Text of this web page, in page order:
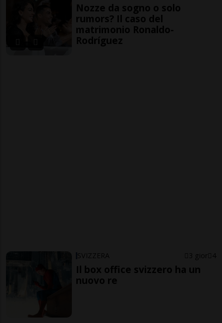
Nozze da sogno o solo
rumors? Il caso del
matrimonio Ronaldo-
Rodríguez
SVIZZERA 3 gior 4
Il box office svizzero ha un
nuovo re